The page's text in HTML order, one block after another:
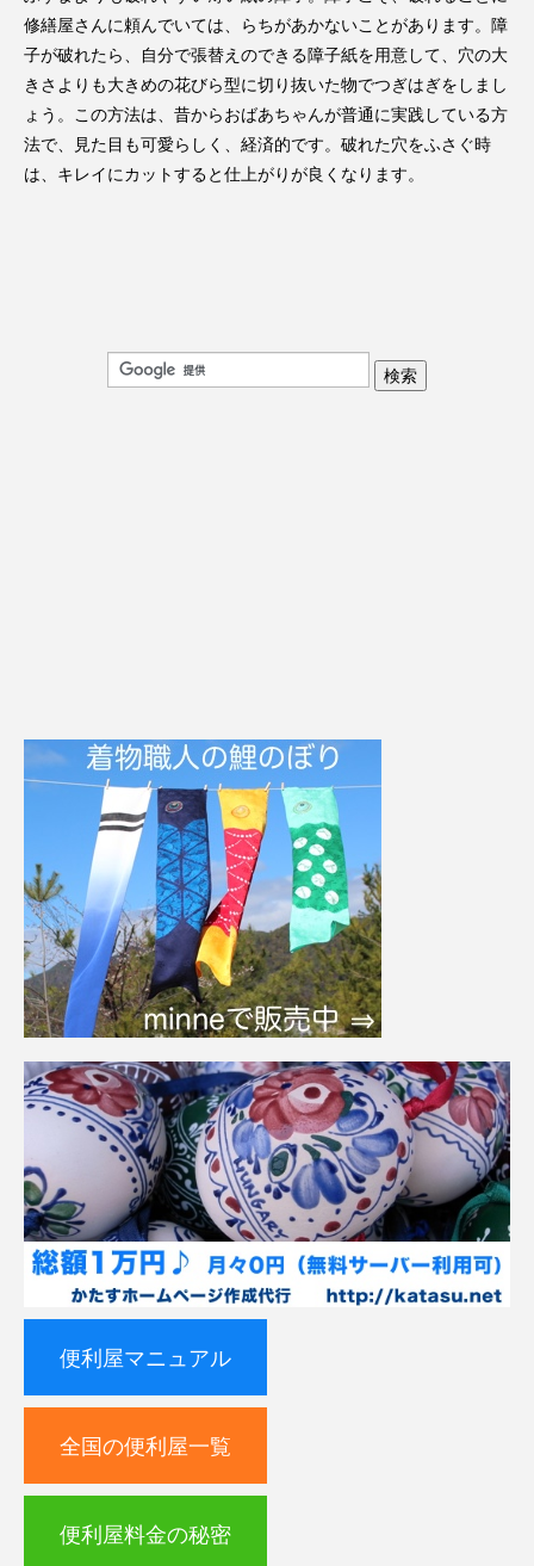
修繕屋さんに頼んでいては、らちがあかないことがあります。障
子が破れたら、自分で張替えのできる障子紙を用意して、穴の大
きさよりも大きめの花びら型に切り抜いた物でつぎはぎをしまし
ょう。この方法は、昔からおばあちゃんが普通に実践している方
法で、見た目も可愛らしく、経済的です。破れた穴をふさぐ時
は、キレイにカットすると仕上がりが良くなります。
便利屋マニュアル
全国の便利屋一覧
便利屋料金の秘密